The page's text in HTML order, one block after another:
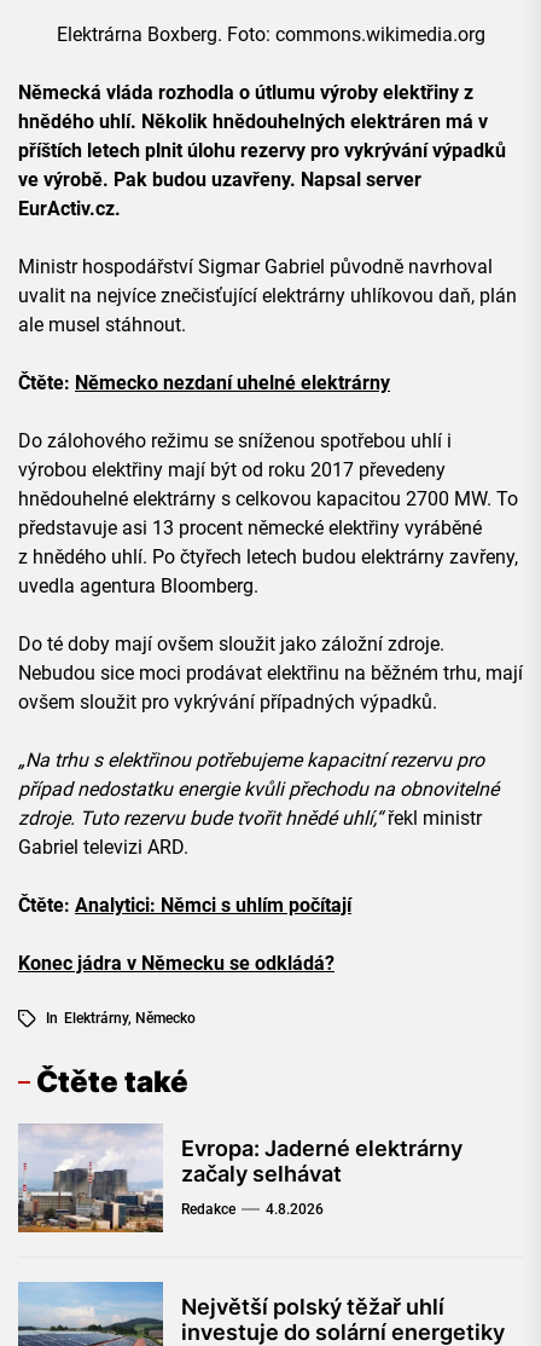
Elektrárna Boxberg. Foto: commons.wikimedia.org
Německá vláda rozhodla o útlumu výroby elektřiny z
hnědého uhlí. Několik hnědouhelných elektráren má v
příštích letech plnit úlohu rezervy pro vykrývání výpadků
ve výrobě. Pak budou uzavřeny. Napsal server
EurActiv.cz.
Ministr hospodářství Sigmar Gabriel původně navrhoval
uvalit na nejvíce znečisťující elektrárny uhlíkovou daň, plán
ale musel stáhnout.
Čtěte: Německo nezdaní uhelné elektrárny
Do zálohového režimu se sníženou spotřebou uhlí i
výrobou elektřiny mají být od roku 2017 převedeny
hnědouhelné elektrárny s celkovou kapacitou 2700 MW. To
představuje asi 13 procent německé elektřiny vyráběné
z hnědého uhlí. Po čtyřech letech budou elektrárny zavřeny,
uvedla agentura Bloomberg.
Do té doby mají ovšem sloužit jako záložní zdroje.
Nebudou sice moci prodávat elektřinu na běžném trhu, mají
ovšem sloužit pro vykrývání případných výpadků.
„Na trhu s elektřinou potřebujeme kapacitní rezervu pro
případ nedostatku energie kvůli přechodu na obnovitelné
zdroje. Tuto rezervu bude tvořit hnědé uhlí,“řekl ministr
Gabriel televizi ARD.
Čtěte: Analytici: Němci s uhlím počítají
Konec jádra v Německu se odkládá?
In Elektrárny, Německo
Čtěte také
Evropa: Jaderné elektrárny
začaly selhávat
Redakce 4.8.2026
Největší polský těžař uhlí
investuje do solární energetiky